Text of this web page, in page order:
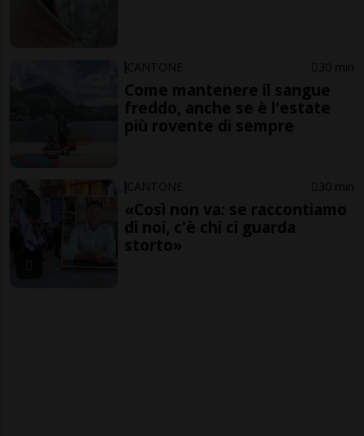
CANTONE 30 min
Come mantenere il sangue
freddo, anche se è l'estate
più rovente di sempre
CANTONE 30 min
«Così non va: se raccontiamo
di noi, c'è chi ci guarda
storto»